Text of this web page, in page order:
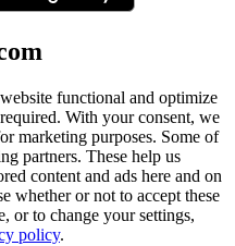
functional and optimize
With your consent, we
marketing purposes. Some of
partners. These help us
content and ads here and on
whether or not to accept these
or to change your settings,
policy.